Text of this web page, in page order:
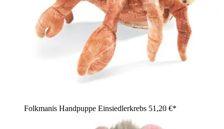
Folkmanis Handpuppe Einsiedlerkrebs 51,20 €*